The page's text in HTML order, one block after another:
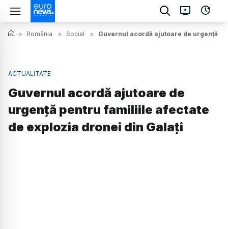
> România > Social > Guvernul acordă ajutoare de urgență
ACTUALITATE
Guvernul acordă ajutoare de
urgență pentru familiile afectate
de explozia dronei din Galați